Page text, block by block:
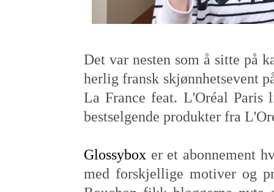
Det var nesten som å sitte på
herlig fransk skjønnhetsevent
La France feat. L'Oréal
bestselgende produkter fra
Glossybox er et abonnement
med forskjellige motiver og